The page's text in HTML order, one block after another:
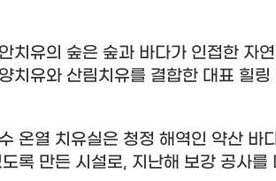
치유의 숲은 숲과 바다가 인접한 자
치유와 산림치유를 결합한 대표 힐
온열 치유실은 청정 해역인 약산 바
록 만든 시설로, 지난해 보강 공사를